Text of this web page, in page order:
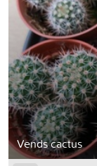
Vends cactus